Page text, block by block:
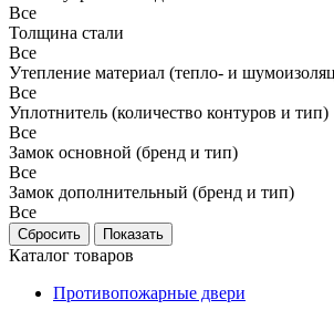
Все
Толщина стали
Все
Утепление материал (тепло- и
Все
Уплотнитель (количество контуров и тип)
Все
Замок основной (бренд и тип)
Все
Замок дополнительный (бренд и тип)
Все
Каталог товаров
Противопожарные двери